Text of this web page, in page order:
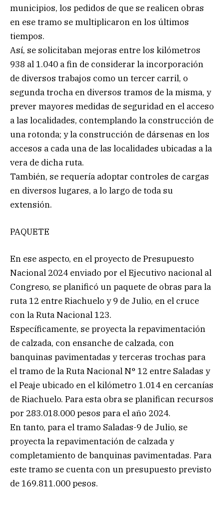
municipios, los pedidos de que se realicen obras
en ese tramo se multiplicaron en los últimos
tiempos.
Así, se solicitaban mejoras entre los kilómetros
938 al 1.040 a fin de considerar la incorporación
de diversos trabajos como un tercer carril, o
segunda trocha en diversos tramos de la misma, y
prever mayores medidas de seguridad en el acceso
a las localidades, contemplando la construcción de
una rotonda; y la construcción de dársenas en los
accesos a cada una de las localidades ubicadas a la
vera de dicha ruta.
También, se requería adoptar controles de cargas
en diversos lugares, a lo largo de toda su
extensión.
PAQUETE
En ese aspecto, en el proyecto de Presupuesto
Nacional 2024 enviado por el Ejecutivo nacional al
Congreso, se planificó un paquete de obras para la
ruta 12 entre Riachuelo y 9 de Julio, en el cruce
con la Ruta Nacional 123.
Específicamente, se proyecta la repavimentación
de calzada, con ensanche de calzada, con
banquinas pavimentadas y terceras trochas para
el tramo de la Ruta Nacional N° 12 entre Saladas y
el Peaje ubicado en el kilómetro 1.014 en cercanías
de Riachuelo. Para esta obra se planifican recursos
por 283.018.000 pesos para el año 2024.
En tanto, para el tramo Saladas-9 de Julio, se
proyecta la repavimentación de calzada y
completamiento de banquinas pavimentadas. Para
este tramo se cuenta con un presupuesto previsto
de 169.811.000 pesos.